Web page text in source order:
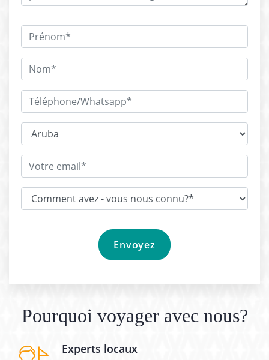
Pourquoi voyager avec nous?
Experts locaux